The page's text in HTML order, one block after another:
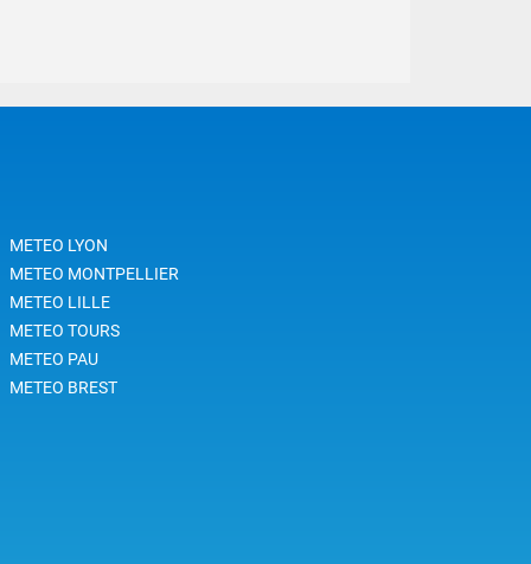
METEO LYON
METEO MONTPELLIER
METEO LILLE
METEO TOURS
METEO PAU
METEO BREST